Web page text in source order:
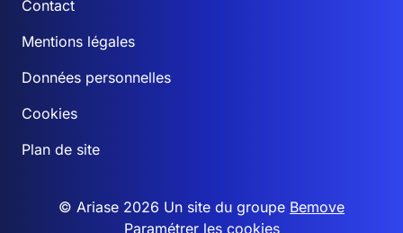
Contact
Mentions légales
Données personnelles
Cookies
Plan de site
© Ariase 2026 Un site du groupe Bemove
Paramétrer les cookies